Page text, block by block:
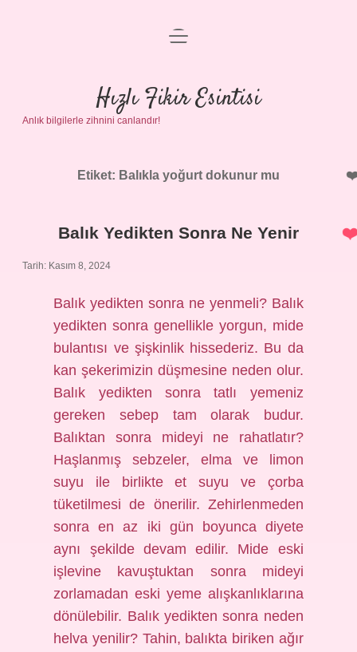
Anasayfa
Gizlilik Politikası
Yasal Uyarı
menüyü
Hızlı Fikir Esintisi
Anlık bilgilerle zihnini canlandır!
Etiket: Balıkla yoğurt dokunur mu
Balık Yedikten Sonra Ne Yenir
Tarih: Kasım 8, 2024
Balık yedikten sonra ne yenmeli? Balık
yedikten sonra genellikle yorgun, mide
bulantısı ve şişkinlik hissederiz. Bu da
kan şekerimizin düşmesine neden olur.
Balık yedikten sonra tatlı yemeniz
gereken sebep tam olarak budur.
Balıktan sonra mideyi ne rahatlatır?
Haşlanmış sebzeler, elma ve limon
suyu ile birlikte et suyu ve çorba
tüketilmesi de önerilir. Zehirlenmeden
sonra en az iki gün boyunca diyete
aynı şekilde devam edilir. Mide eski
işlevine kavuştuktan sonra mideyi
zorlamadan eski yeme alışkanlıklarına
dönülebilir. Balık yedikten sonra neden
helva yenilir? Tahin, balıkta biriken ağır